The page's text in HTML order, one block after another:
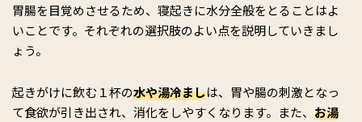
胃腸を目覚めさせるため、寝起きに水分全般をとることはよ
いことです。それぞれの選択肢のよい点を説明していきまし
ょう。
起きがけに飲む１杯の水や湯冷ましは、胃や腸の刺激となっ
て食欲が引き出され、消化をしやすくなります。また、 お湯